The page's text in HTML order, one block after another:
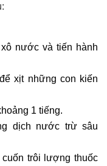
nước và tiến hành
xịt những con kiến
1 tiếng.
dịch nước trừ sâu
trôi lượng thuốc